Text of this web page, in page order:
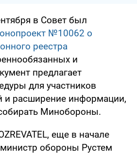
в Совет был
№10062 о
реестра
и
предлагает
для участников
и расширение информации,
Минобороны.
еще в начале
обороны Рустем